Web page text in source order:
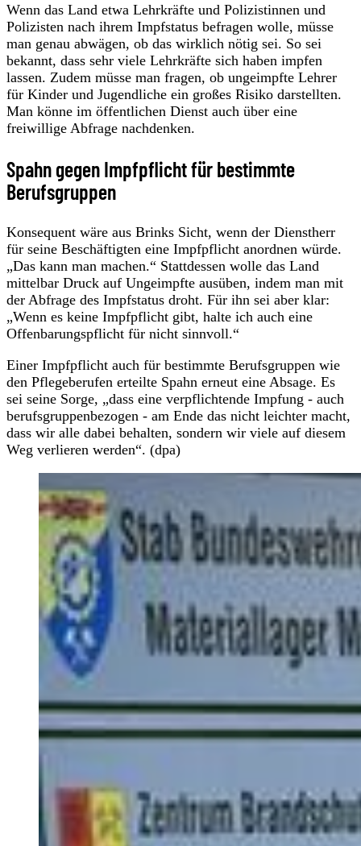
Wenn das Land etwa Lehrkräfte und Polizistinnen und
Polizisten nach ihrem Impfstatus befragen wolle, müsse
man genau abwägen, ob das wirklich nötig sei. So sei
bekannt, dass sehr viele Lehrkräfte sich haben impfen
lassen. Zudem müsse man fragen, ob ungeimpfte Lehrer
für Kinder und Jugendliche ein großes Risiko darstellten.
Man könne im öffentlichen Dienst auch über eine
freiwillige Abfrage nachdenken.
Spahn gegen Impfpflicht für bestimmte
Berufsgruppen
Konsequent wäre aus Brinks Sicht, wenn der Dienstherr
für seine Beschäftigten eine Impfpflicht anordnen würde.
„Das kann man machen.“ Stattdessen wolle das Land
mittelbar Druck auf Ungeimpfte ausüben, indem man mit
der Abfrage des Impfstatus droht. Für ihn sei aber klar:
„Wenn es keine Impfpflicht gibt, halte ich auch eine
Offenbarungspflicht für nicht sinnvoll.“
Einer Impfpflicht auch für bestimmte Berufsgruppen wie
den Pflegeberufen erteilte Spahn erneut eine Absage. Es
sei seine Sorge, „dass eine verpflichtende Impfung - auch
berufsgruppenbezogen - am Ende das nicht leichter macht,
dass wir alle dabei behalten, sondern wir viele auf diesem
Weg verlieren werden“. (dpa)